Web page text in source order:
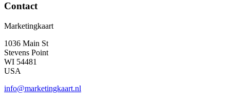
Contact
Marketingkaart
1036 Main St
Stevens Point
WI 54481
USA
info@marketingkaart.nl